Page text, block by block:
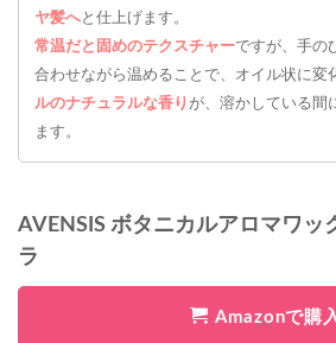
ヤ髪へと仕上げます。
常温だと固めのテクスチャーですが、手の
合わせながら温めることで、オイル状に変
ルのナチュラルな香り が、溶かしている間
ます。
AVENSIS ボタニカルアロマワッ
ラ
Amazonで購